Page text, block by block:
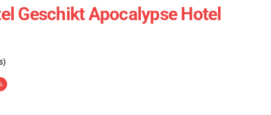
Geschikt Apocalypse Hotel